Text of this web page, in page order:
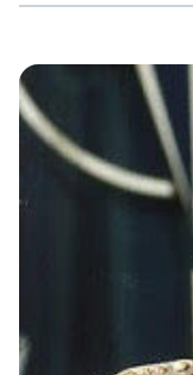
Gesellschaft
darzustellen. So
Soldaten- und
Schweinheim mit